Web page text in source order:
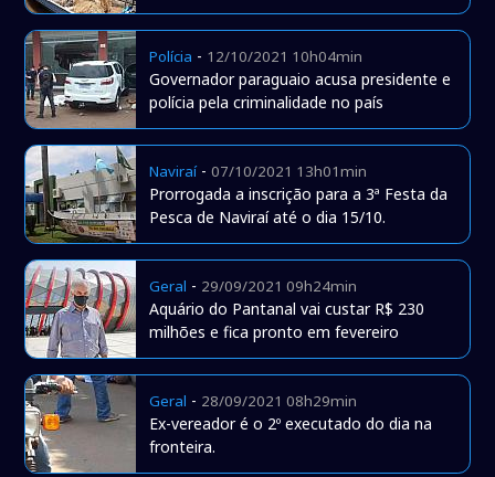
Polícia - 12/10/2021 10h04min
Governador paraguaio acusa presidente e
polícia pela criminalidade no país
Naviraí-07/10/2021 13h01min
Prorrogada a inscrição para a 3ª Festa da
Pesca de Naviraí até o dia 15/10.
Geral - 29/09/2021 09h24min
Aquário do Pantanal vai custar R$ 230
milhões e fica pronto em fevereiro
Geral - 28/09/2021 08h29min
Ex-vereador é o 2º executado do dia na
fronteira.